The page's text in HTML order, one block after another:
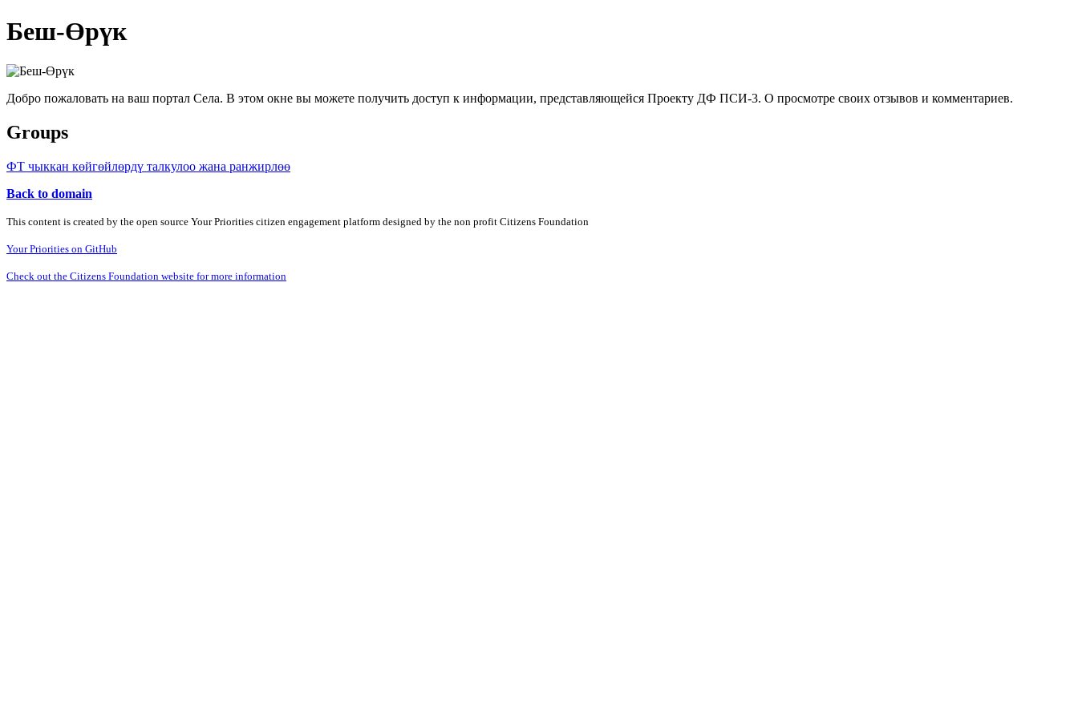
Беш-Өрүк
Добро пожаловать на ваш портал Села. В этом окне вы можете получить доступ к информации, представляющейся Проекту ДФ ПСИ-3. О просмотре своих отзывов и комментариев.
Groups
ФТ чыккан көйгөйлөрдү талкулоо жана ранжирлөө
Back to domain
This content is created by the open source Your Priorities citizen engagement platform designed by the non profit Citizens Foundation
Your Priorities on GitHub
Check out the Citizens Foundation website for more information